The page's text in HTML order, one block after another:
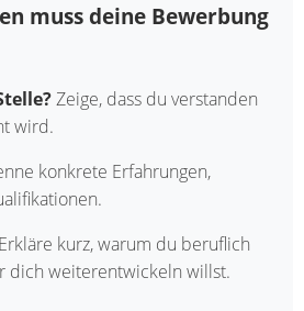
muss deine Bewerbung
Zeige, dass du verstanden
wird.
konkrete Erfahrungen,
Erkläre kurz, warum du beruflich
dich weiterentwickeln willst.